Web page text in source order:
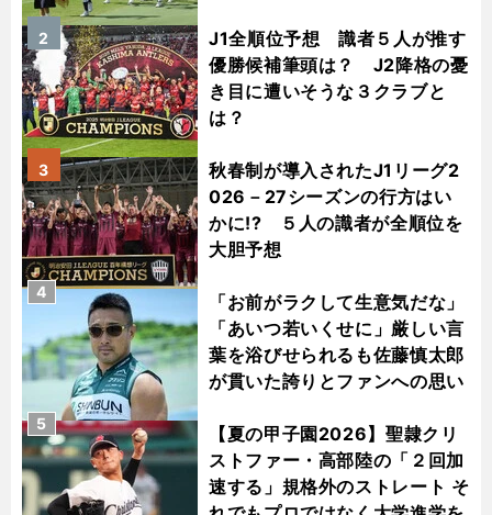
J1全順位予想 識者５人が推す
優勝候補筆頭は？ J2降格の憂
き目に遭いそうな３クラブと
は？
2
秋春制が導入されたJ1リーグ2
026－27シーズンの行方はい
かに!? ５人の識者が全順位を
大胆予想
3
「お前がラクして生意気だな」
「あいつ若いくせに」厳しい言
葉を浴びせられるも佐藤慎太郎
が貫いた誇りとファンへの思い
4
【夏の甲子園2026】聖隷クリ
ストファー・高部陸の「２回加
速する」規格外のストレート そ
5